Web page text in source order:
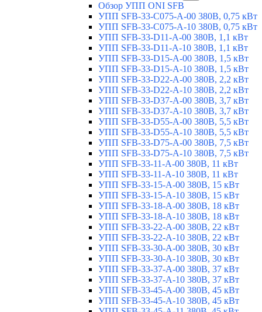
Обзор УПП ONI SFB
УПП SFB-33-C075-A-00 380В, 0,75 кВт
УПП SFB-33-C075-A-10 380В, 0,75 кВт
УПП SFB-33-D11-A-00 380В, 1,1 кВт
УПП SFB-33-D11-A-10 380В, 1,1 кВт
УПП SFB-33-D15-A-00 380В, 1,5 кВт
УПП SFB-33-D15-A-10 380В, 1,5 кВт
УПП SFB-33-D22-A-00 380В, 2,2 кВт
УПП SFB-33-D22-A-10 380В, 2,2 кВт
УПП SFB-33-D37-A-00 380В, 3,7 кВт
УПП SFB-33-D37-A-10 380В, 3,7 кВт
УПП SFB-33-D55-A-00 380В, 5,5 кВт
УПП SFB-33-D55-A-10 380В, 5,5 кВт
УПП SFB-33-D75-A-00 380В, 7,5 кВт
УПП SFB-33-D75-A-10 380В, 7,5 кВт
УПП SFB-33-11-A-00 380В, 11 кВт
УПП SFB-33-11-A-10 380В, 11 кВт
УПП SFB-33-15-A-00 380В, 15 кВт
УПП SFB-33-15-A-10 380В, 15 кВт
УПП SFB-33-18-A-00 380В, 18 кВт
УПП SFB-33-18-A-10 380В, 18 кВт
УПП SFB-33-22-A-00 380В, 22 кВт
УПП SFB-33-22-A-10 380В, 22 кВт
УПП SFB-33-30-A-00 380В, 30 кВт
УПП SFB-33-30-A-10 380В, 30 кВт
УПП SFB-33-37-A-00 380В, 37 кВт
УПП SFB-33-37-A-10 380В, 37 кВт
УПП SFB-33-45-A-00 380В, 45 кВт
УПП SFB-33-45-A-10 380В, 45 кВт